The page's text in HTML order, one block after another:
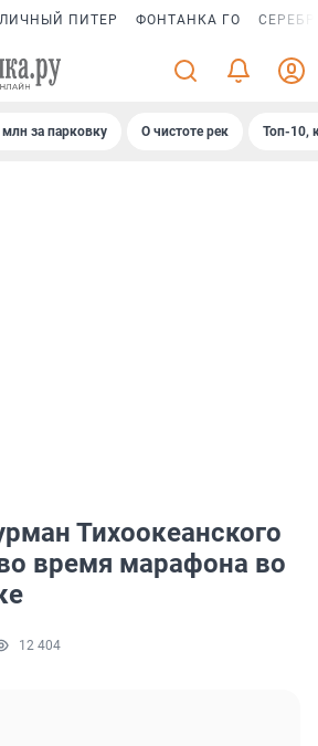
ПИТЕР ФОНТАНКА ГО
за парковку О чистоте рек Топ-10,
Тихоокеанского
время марафона во
12 404